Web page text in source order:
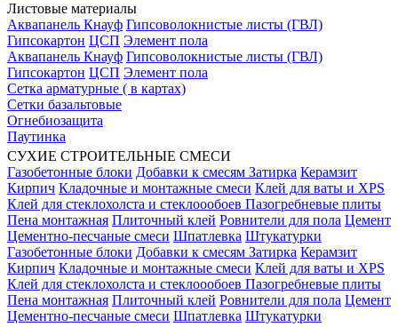
Листовые материалы
Аквапанель Кнауф Гипсоволокнистые листы (ГВЛ)
Гипсокартон ЦСП Элемент пола
Аквапанель Кнауф Гипсоволокнистые листы (ГВЛ)
Гипсокартон ЦСП Элемент пола
Сетка арматурные ( в картах)
Сетки базальтовые
Огнебиозащита
Паутинка
СУХИЕ СТРОИТЕЛЬНЫЕ СМЕСИ
Газобетонные блоки Добавки к смесям Затирка Керамзит
Кирпич Кладочные и монтажные смеси Клей для ваты и XPS
Клей для стеклохолста и стеклоообоев Пазогребневые плиты
Пена монтажная Плиточный клей Ровнители для пола Цемент
Цементно-песчаные смеси Шпатлевка Штукатурки
Газобетонные блоки Добавки к смесям Затирка Керамзит
Кирпич Кладочные и монтажные смеси Клей для ваты и XPS
Клей для стеклохолста и стеклоообоев Пазогребневые плиты
Пена монтажная Плиточный клей Ровнители для пола Цемент
Цементно-песчаные смеси Шпатлевка Штукатурки